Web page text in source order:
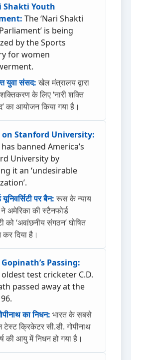
Shakti Youth
The ‘Nari Shakti
is being
by the Sports
for women
युवा संसद:खेल मंत्रालय द्वारा
के लिए ‘नारी शक्ति
का आयोजन किया गया है।
on Stanford University:
banned America’s
University by
it an ‘undesirable
पर बैन:रूस के न्याय
अमेरिका की स्टैनफोर्ड
को ‘अवांछनीय संगठन’ घोषित
दिया है।
Gopinath’s Passing:
oldest test cricketer C.D.
passed away at the
का निधन: भारत के सबसे
टेस्ट क्रिकेटर सी.डी. गोपीनाथ
की आयु में निधन हो गया है।